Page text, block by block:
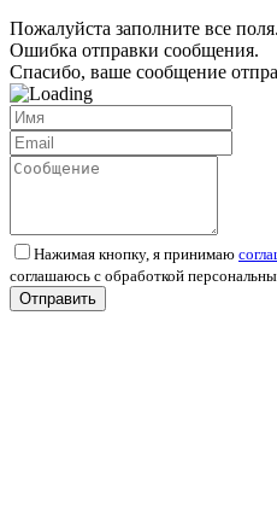
Пожалуйста заполните все поля.
Ошибка отправки сообщения.
Спасибо, ваше сообщение
Нажимая кнопку, я принимаю
соглашаюсь с обработкой
Отправить